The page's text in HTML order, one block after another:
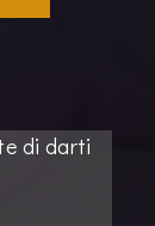
di darti